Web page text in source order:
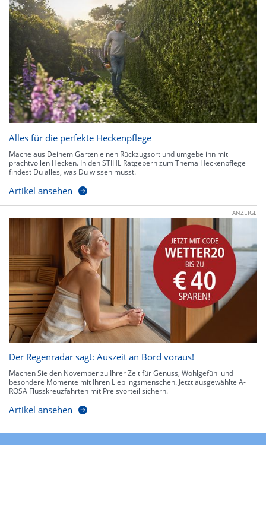
Alles für die perfekte Heckenpflege
Mache aus Deinem Garten einen Rückzugsort und umgebe ihn mit
prachtvollen Hecken. In den STIHL Ratgebern zum Thema Heckenpflege
findest Du alles, was Du wissen musst.
Artikel ansehen
ANZEIGE
Der Regenradar sagt: Auszeit an Bord voraus!
Machen Sie den November zu Ihrer Zeit für Genuss, Wohlgefühl und
besondere Momente mit Ihren Lieblingsmenschen. Jetzt ausgewählte A-
ROSA Flusskreuzfahrten mit Preisvorteil sichern.
Artikel ansehen